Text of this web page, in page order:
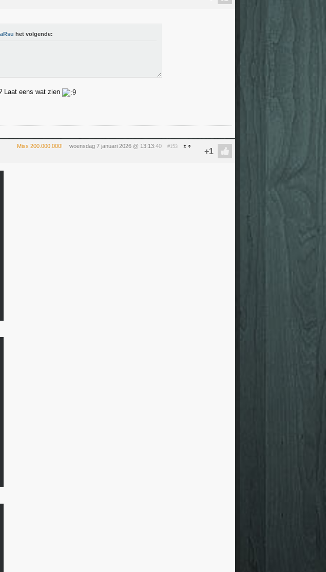
het volgende:
Laat eens wat zien
Miss 200.000.000! woensdag 7 januari 2026 @ 13:13:40 #153